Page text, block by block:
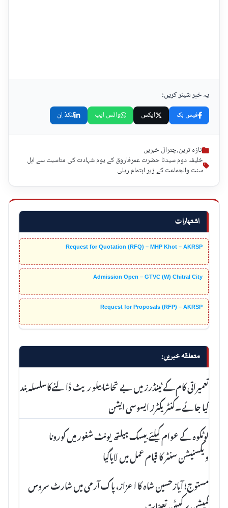
اشتہارات
Request for Quotation (RFQ) – MHP Khot – AKRSP
Admission Open – GTVC (W) Chitral City
Request for Proposals (RFP) – AKRSP
متعلقہ خبریں:
تعمیراتی کام کے ٹینڈرز میں بے تحاشا بیلو ریٹ ڈالنےکاسلسلہ بند
کیا جائے۔کنٹریکٹرز ایسوسی ایشن
لوٹکوہ کے عوام کیلئے بیسک ہیلتھ یونٹ شغور میں کورونا
ویکسنیشن سنٹر کا قیام عمل میں لایاگیا
مستوج؛ آیازحسین شاہ کا اعزاز، پاک آرمی میں شارٹ سروس
یہ خبر شیئر کریں:
فیس بک ایکس واٹس ایپ لنکڈ اِن
تازہ ترین,چترال خبریں
خلیفہ دوم سیدنا حضرت عمرفاروق کے یوم شہادت کی مناسبت سے اہل
سنت والجماعت کے زیر اہتمام ریلی